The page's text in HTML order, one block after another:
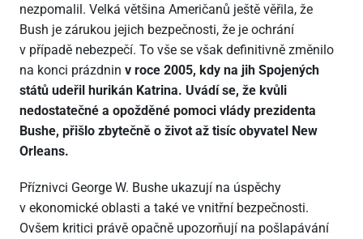
nezpomalil. Velká většina Američanů ještě věřila, že
Bush je zárukou jejich bezpečnosti, že je ochrání
v případě nebezpečí. To vše se však definitivně změnilo
na konci prázdnin v roce 2005, kdy na jih Spojených
států udeřil hurikán Katrina. Uvádí se, že kvůli
nedostatečné a opožděné pomoci vlády prezidenta
Bushe, přišlo zbytečně o život až tisíc obyvatel New
Orleans.
Příznivci George W. Bushe ukazují na úspěchy
v ekonomické oblasti a také ve vnitřní bezpečnosti.
Ovšem kritici právě opačně upozorňují na pošlapávání